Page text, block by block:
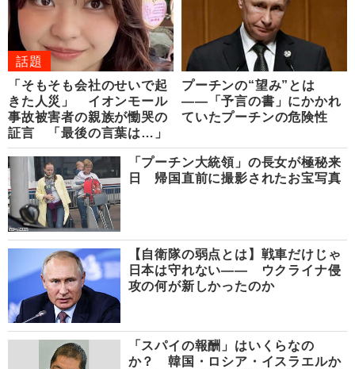
話題
「そもそも会社のせいで起
きた人災」 イオンモール
事故被害者の親族が慟哭の
証言 「最後の言葉は…」
プーチンの“望み”とは
――「予言の書」にかかれ
ていたプーチンの危険性
「プーチン大統領」の長女が極秘来
日 帰国直前に撮影されたお宝写真
【自衛隊の弱点とは】戦車だけじゃ
日本は守れない―― ウクライナ侵
攻の何が新しかったのか
「スパイの報酬」はいくらなの
か？ 韓国・ロシア・イスラエルか